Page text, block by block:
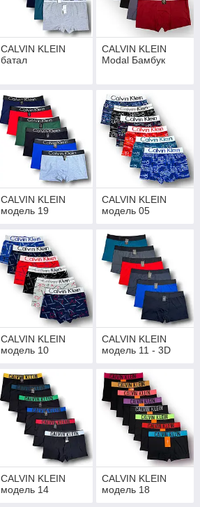
CALVIN KLEIN
батал
CALVIN KLEIN
Modal Бамбук
CALVIN KLEIN
модель 19
CALVIN KLEIN
модель 05
CALVIN KLEIN
модель 10
CALVIN KLEIN
модель 11 - 3D
CALVIN KLEIN
модель 14
CALVIN KLEIN
модель 18